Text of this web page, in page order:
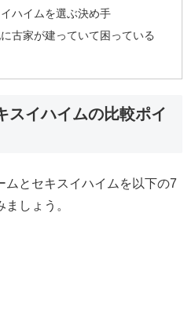
ハイムを選ぶ決め手
古家が建っていて困っている
スイハイムの比較ポイ
ムとセキスイハイムを以下の7
しょう。